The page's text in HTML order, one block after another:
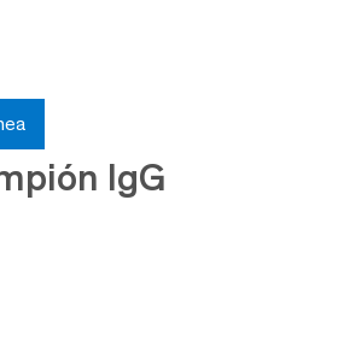
IgG